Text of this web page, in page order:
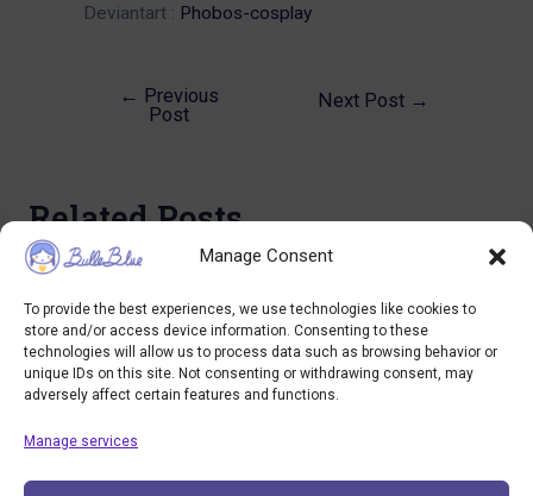
Manage Consent
To provide the best experiences, we use technologies like cookies to
store and/or access device information. Consenting to these
technologies will allow us to process data such as browsing behavior or
unique IDs on this site. Not consenting or withdrawing consent, may
adversely affect certain features and functions.
Manage services
Deviantart : Phobos-cosplay
← Previous
Post
Next Post →
Related Posts
Paris Comics Expo : l’aventure du cosplay
Cosplay/ Bybulleblue
Cosplay/ Bybulleblue